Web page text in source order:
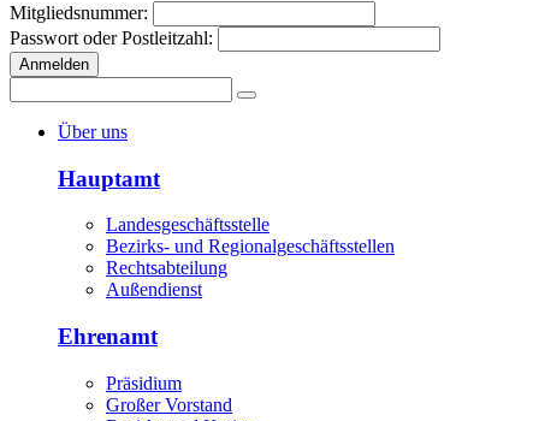
Mitgliedsnummer:
Passwort oder Postleitzahl:
Anmelden
Über uns
Hauptamt
Landesgeschäftsstelle
Bezirks- und Regionalgeschäftsstellen
Rechtsabteilung
Außendienst
Ehrenamt
Präsidium
Großer Vorstand